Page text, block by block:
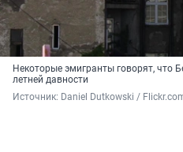
Некоторые эмигранты говорят, что
летней давности
Источник: Daniel Dutkowski /